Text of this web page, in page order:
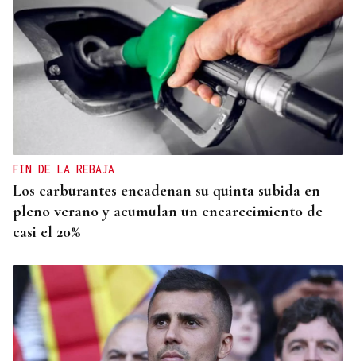
FIN DE LA REBAJA
Los carburantes encadenan su quinta subida en
pleno verano y acumulan un encarecimiento de
casi el 20%